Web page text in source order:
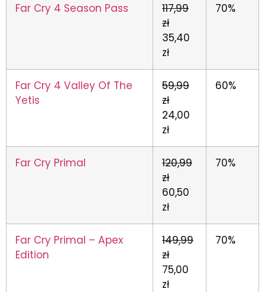
Far Cry 4 Season Pass
117,99
zł
35,40
zł
70%
Far Cry 4 Valley Of The
Yetis
59,99
zł
24,00
zł
60%
Far Cry Primal
120,99
zł
60,50
zł
70%
Far Cry Primal – Apex
Edition
149,99
zł
75,00
zł
70%